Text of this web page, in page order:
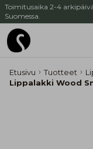
Toimitusaika 2-4
Suomessa.
Etusivu Tuotteet
Lippalakki Wood